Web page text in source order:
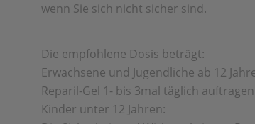
wenn Sie sich nicht sicher sind.
Die empfohlene Dosis beträgt:
Erwachsene und Jugendliche ab 12
Reparil-Gel 1- bis 3mal täglich auftragen
Kinder unter 12 Jahren: